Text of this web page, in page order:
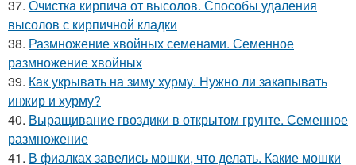
37. Очистка кирпича от высолов. Способы удаления
высолов с кирпичной кладки
38. Размножение хвойных семенами. Семенное
размножение хвойных
39. Как укрывать на зиму хурму. Нужно ли закапывать
инжир и хурму?
40. Выращивание гвоздики в открытом грунте. Семенное
размножение
41. В фиалках завелись мошки, что делать. Какие мошки